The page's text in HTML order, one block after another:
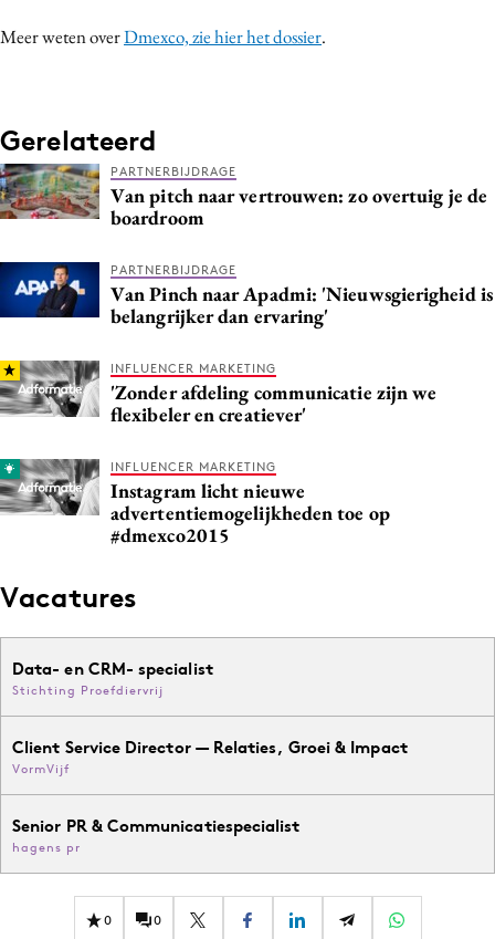
Meer weten overDmexco, zie hier het dossier.
Gerelateerd
PARTNERBIJDRAGE
Van pitch naar vertrouwen: zo overtuig je de
boardroom
PARTNERBIJDRAGE
Van Pinch naar Apadmi: 'Nieuwsgierigheid is
belangrijker dan ervaring'
INFLUENCER MARKETING
'Zonder afdeling communicatie zijn we
flexibeler en creatiever'
INFLUENCER MARKETING
Instagram licht nieuwe
advertentiemogelijkheden toe op
#dmexco2015
Vacatures
Data- en CRM- specialist
Stichting Proefdiervrij
Client Service Director — Relaties, Groei & Impact
VormVijf
Senior PR & Communicatiespecialist
hagens pr
0 0